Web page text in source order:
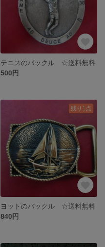
テニスのバックル ☆送料無料
500円
残り1点
ヨットのバックル ☆送料無料
840円